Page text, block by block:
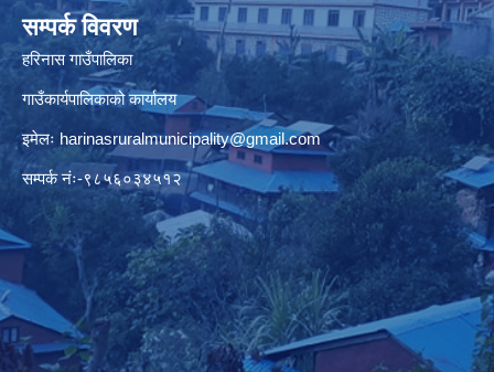
सम्पर्क विवरण
हरिनास गाउँपालिका
गाउँकार्यपालिकाको कार्यालय
इमेलः harinasruralmunicipality@gmail.com
सम्पर्क नंः-९८५६०३४५१२